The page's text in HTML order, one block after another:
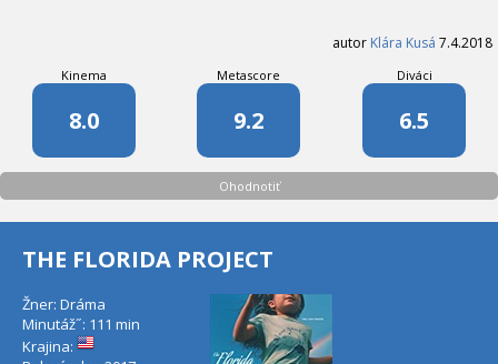
autor Klára Kusá 7.4.2018
Kinema
8.0
Metascore
9.2
Diváci
6.5
Ohodnotiť
THE FLORIDA PROJECT
Žner: Dráma
Minutáž˝: 111 min
Krajina: